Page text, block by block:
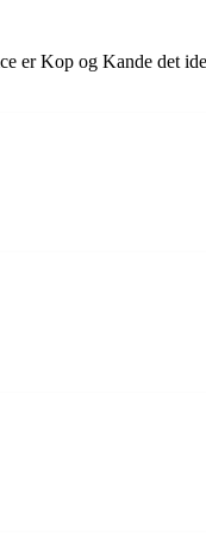
er Kop og Kande det